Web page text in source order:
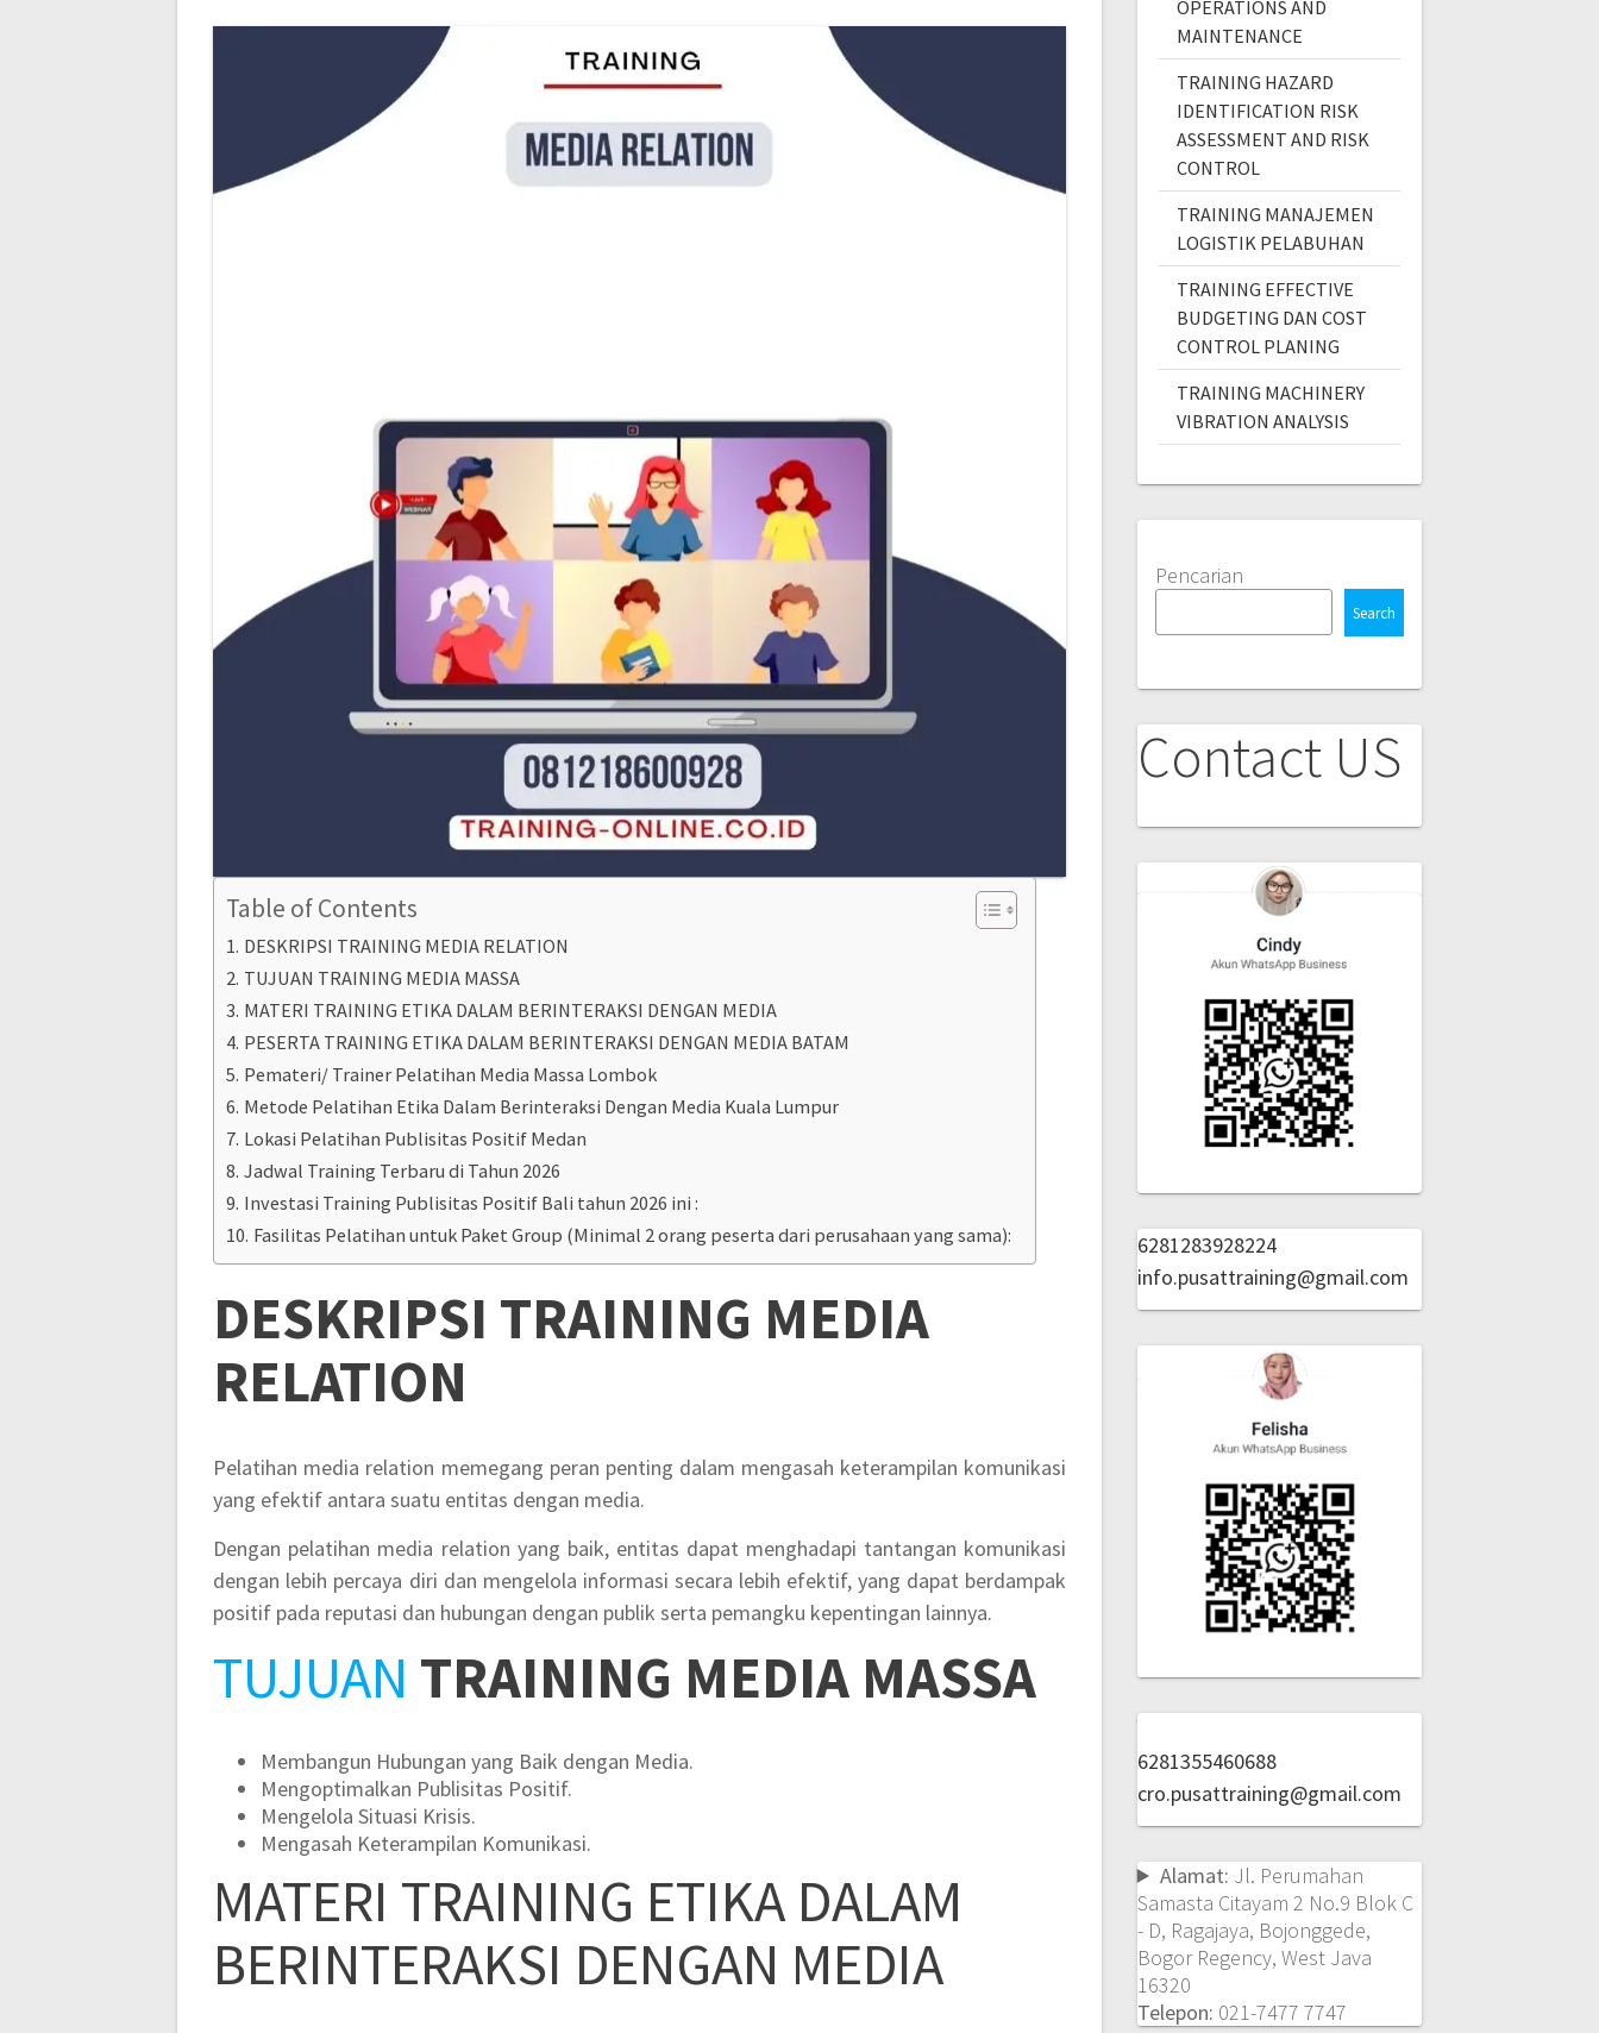
Table of Contents
DESKRIPSI TRAINING MEDIA RELATION
TUJUAN TRAINING MEDIA MASSA
MATERI TRAINING ETIKA DALAM BERINTERAKSI DENGAN MEDIA
PESERTA TRAINING ETIKA DALAM BERINTERAKSI DENGAN MEDIA BATAM
Pemateri/ Trainer Pelatihan Media Massa Lombok
Metode Pelatihan Etika Dalam Berinteraksi Dengan Media Kuala Lumpur
Lokasi Pelatihan Publisitas Positif Medan
Jadwal Training Terbaru di Tahun 2026
Investasi Training Publisitas Positif Bali tahun 2026 ini :
Fasilitas Pelatihan untuk Paket Group (Minimal 2 orang peserta dari perusahaan yang sama):
DESKRIPSI TRAINING MEDIA
RELATION
Pelatihan media relation memegang peran penting dalam mengasah keterampilan komunikasi
yang efektif antara suatu entitas dengan media.
Dengan pelatihan media relation yang baik, entitas dapat menghadapi tantangan komunikasi
dengan lebih percaya diri dan mengelola informasi secara lebih efektif, yang dapat berdampak
positif pada reputasi dan hubungan dengan publik serta pemangku kepentingan lainnya.
TUJUAN TRAINING MEDIA MASSA
Membangun Hubungan yang Baik dengan Media.
Mengoptimalkan Publisitas Positif.
Mengelola Situasi Krisis.
Mengasah Keterampilan Komunikasi.
MATERI TRAINING ETIKA DALAM
BERINTERAKSI DENGAN MEDIA
OPERATIONS AND
MAINTENANCE
TRAINING HAZARD
IDENTIFICATION RISK
ASSESSMENT AND RISK
CONTROL
TRAINING MANAJEMEN
LOGISTIK PELABUHAN
TRAINING EFFECTIVE
BUDGETING DAN COST
CONTROL PLANING
TRAINING MACHINERY
VIBRATION ANALYSIS
Pencarian
Search
Contact US
6281283928224
info.pusattraining@gmail.com
6281355460688
cro.pusattraining@gmail.com
Alamat: Jl. Perumahan
Samasta Citayam 2 No.9 Blok C
- D, Ragajaya, Bojonggede,
Bogor Regency, West Java
16320
Telepon: 021-7477 7747